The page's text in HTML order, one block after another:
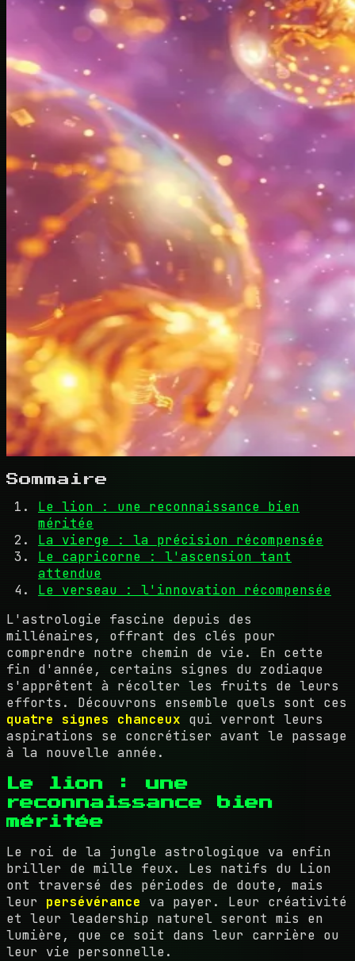
Sommaire
Le lion : une reconnaissance bien
méritée
La vierge : la précision récompensée
Le capricorne : l'ascension tant
attendue
Le verseau : l'innovation récompensée
L'astrologie fascine depuis des
millénaires, offrant des clés pour
comprendre notre chemin de vie. En cette
fin d'année, certains signes du zodiaque
s'apprêtent à récolter les fruits de leurs
efforts. Découvrons ensemble quels sont ces
quatre signes chanceux qui verront leurs
aspirations se concrétiser avant le passage
à la nouvelle année.
Le lion : une
reconnaissance bien
méritée
Le roi de la jungle astrologique va enfin
briller de mille feux. Les natifs du Lion
ont traversé des périodes de doute, mais
leur persévérance va payer. Leur créativité
et leur leadership naturel seront mis en
lumière, que ce soit dans leur carrière ou
leur vie personnelle.